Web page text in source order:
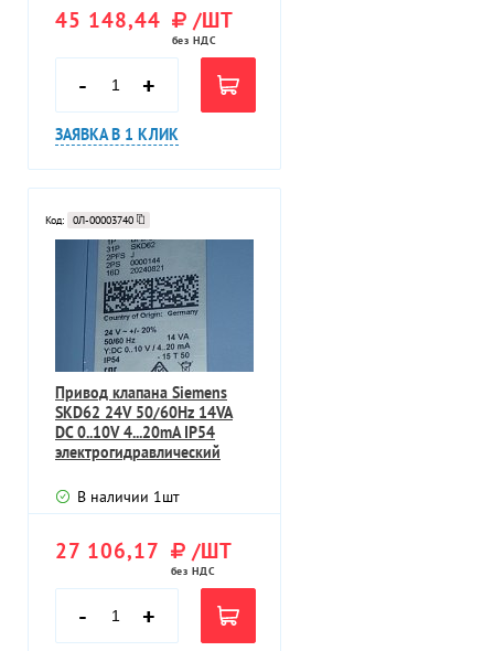
45 148,44 /ШТ
без НДС
- +
ЗАЯВКА В 1 КЛИК
Код: 0Л-00003740
Привод клапана Siemens
SKD62 24V 50/60Hz 14VA
DC 0..10V 4...20mA IP54
электрогидравлический
В наличии 1шт
27 106,17 /ШТ
без НДС
- +